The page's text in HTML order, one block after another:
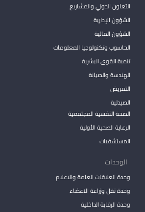
التعاون الدولي والمشاريع
الشؤون الإدارية
الشؤون المالية
الحاسوب وتكنولوجيا المعلومات
تنمية القوى البشرية
الهندسة والصيانة
التمريض
الصيدلية
الصحة النفسية المجتمعية
الرعاية الصحية الأولية
المستشفيات
الوحدات
وحدة العلاقات العامة والاعلام
وحدة نقل وزراعة الاعضاء
وحدة الرقابة الداخلية